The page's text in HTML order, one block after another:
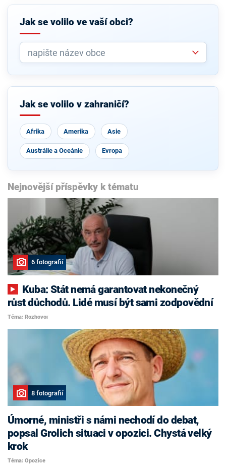
Jak se volilo ve vaší obci?
Jak se volilo v zahraničí?
Afrika Amerika Asie
Austrálie a Oceánie Evropa
Nejnovější příspěvky k tématu
6 fotografií
růst důchodů. Lidé musí být sami zodpovědní
Téma: Rozhovor
8 fotografií
Úmorné, ministři s námi nechodí do debat,
popsal Grolich situaci v opozici. Chystá velký
krok
Téma: Opozice